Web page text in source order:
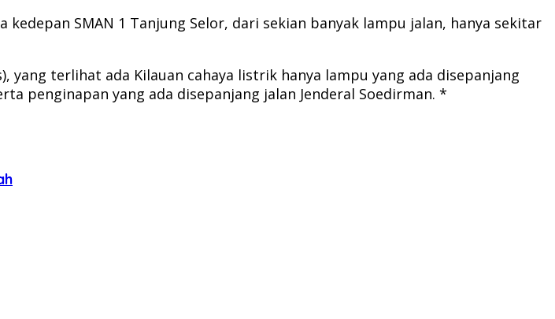
SMAN 1 Tanjung Selor, dari sekian banyak lampu jalan, hanya sekitar
terlihat ada Kilauan cahaya listrik hanya lampu yang ada disepanjang
penginapan yang ada disepanjang jalan Jenderal Soedirman. *